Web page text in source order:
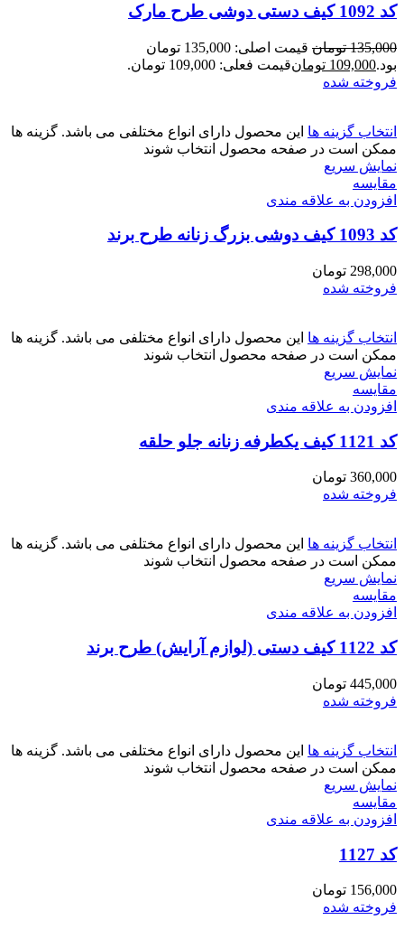
کد 1092 کیف دستی دوشی طرح مارک
135,000 تومان
قیمت اصلی: 135,000 تومان
بود.109,000 تومانقیمت فعلی: 109,000 تومان.
فروخته شده
انتخاب گزینه ها این محصول دارای انواع مختلفی می باشد. گزینه ها
ممکن است در صفحه محصول انتخاب شوند
نمایش سریع
مقايسه
افزودن به علاقه مندی
کد 1093 کیف دوشی بزرگ زنانه طرح برند
298,000 تومان
فروخته شده
انتخاب گزینه ها این محصول دارای انواع مختلفی می باشد. گزینه ها
ممکن است در صفحه محصول انتخاب شوند
نمایش سریع
مقايسه
افزودن به علاقه مندی
کد 1121 کیف یکطرفه زنانه جلو حلقه
360,000 تومان
فروخته شده
انتخاب گزینه ها این محصول دارای انواع مختلفی می باشد. گزینه ها
ممکن است در صفحه محصول انتخاب شوند
نمایش سریع
مقايسه
افزودن به علاقه مندی
کد 1122 کیف دستی (لوازم آرایش) طرح برند
445,000 تومان
فروخته شده
انتخاب گزینه ها این محصول دارای انواع مختلفی می باشد. گزینه ها
ممکن است در صفحه محصول انتخاب شوند
نمایش سریع
مقايسه
افزودن به علاقه مندی
کد 1127
156,000 تومان
فروخته شده